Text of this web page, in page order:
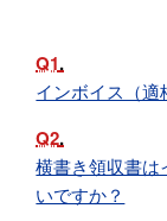
Q1
インボイス（
Q2
横書き領収書は
いですか？